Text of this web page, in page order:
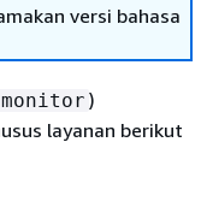
versi bahasa
)
layanan berikut